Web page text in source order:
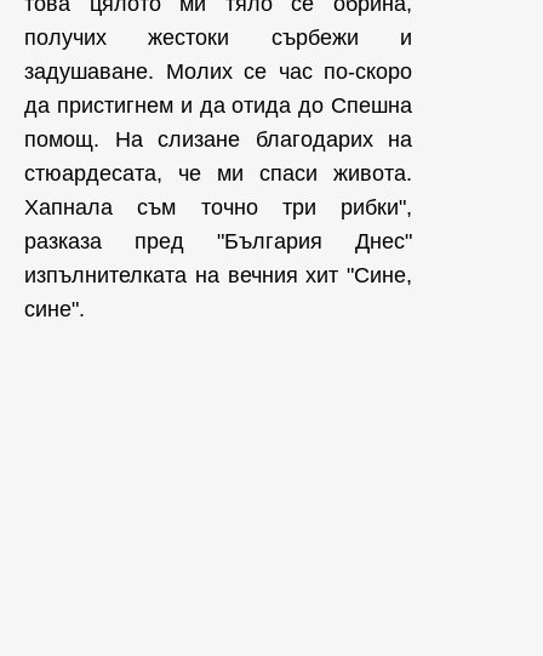
получих жестоки сърбежи и
задушаване. Молих се час по-скоро
да пристигнем и да отида до Спешна
помощ. На слизане благодарих на
стюардесата, че ми спаси живота.
Хапнала съм точно три рибки",
разказа пред "България Днес"
изпълнителката на вечния хит "Сине,
сине".